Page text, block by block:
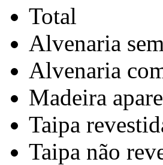
Total
Alvenaria
Alvenaria
Madeira
Taipa
Taipa não